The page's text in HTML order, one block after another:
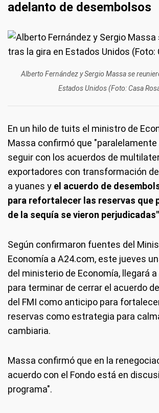
adelanto de desembolsos
Alberto Fernández y Sergio Massa se
Estados Unidos (Foto: Casa
En un hilo de tuits el ministro de
Massa confirmó que "paralelamente
seguir con los acuerdos de
exportadores con transformación
a yuanes y el acuerdo de
para refortalecer las reservas que
de la sequía se vieron perjudicadas"
Según confirmaron fuentes del
Economía a A24.com, este jueves
del ministerio de Economía, llegará
para terminar de cerrar el acuerdo
del FMI como anticipo para
reservas como estrategia para
cambiaria.
Massa confirmó que en la
acuerdo con el Fondo está en
programa".